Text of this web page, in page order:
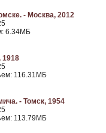
- Москва, 2012
6.34МБ
1918
116.31МБ
- Томск, 1954
113.79МБ